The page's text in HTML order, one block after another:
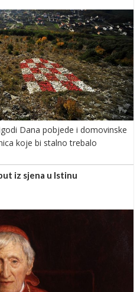
Dana pobjede i domovinske
koje bi stalno trebalo
iz sjena u Istinu